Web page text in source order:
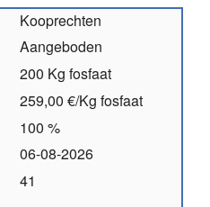
Kooprechten
Aangeboden
200 Kg fosfaat
259,00 €/Kg fosfaat
100 %
06-08-2026
41